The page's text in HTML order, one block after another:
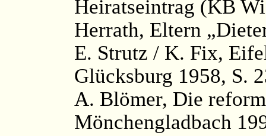
Heiratseintrag (KB
Herrath, Eltern
E. Strutz / K. Fix,
Glücksburg 1958, S.
A. Blömer, Die
Mönchengladbach